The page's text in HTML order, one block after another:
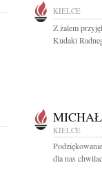
KIELCE
Z żalem
Kudaki
KIELCE
dla nas